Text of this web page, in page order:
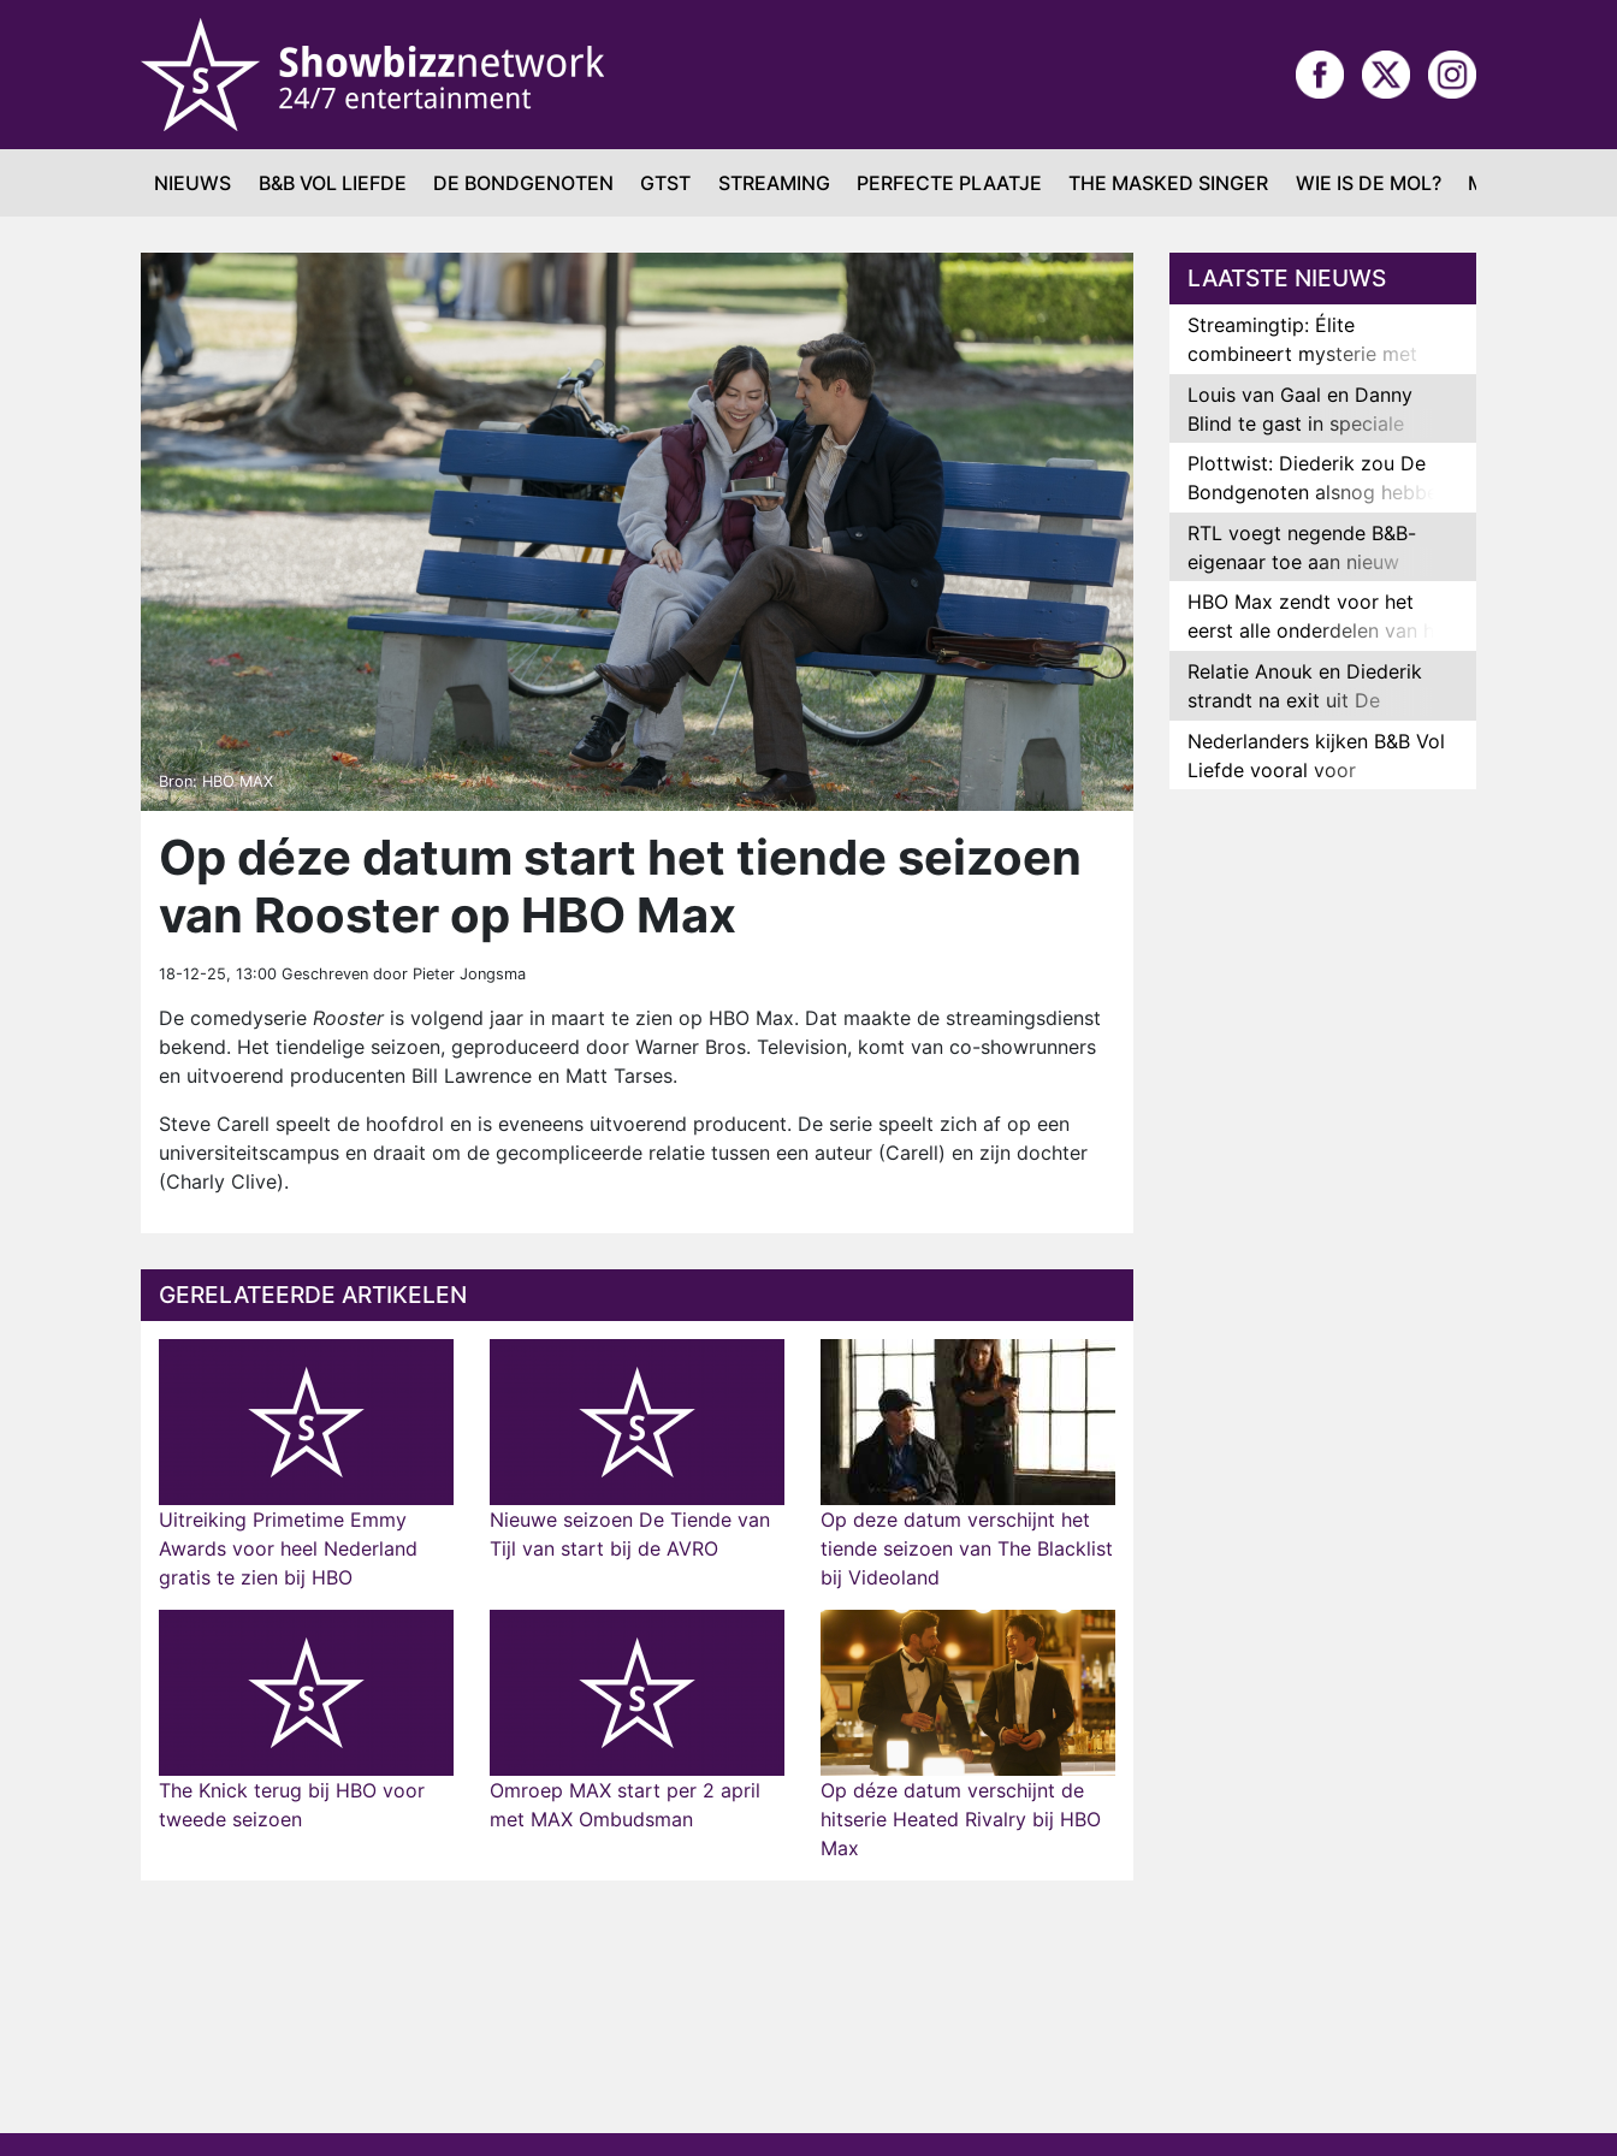
NIEUWS B&B VOL LIEFDE DE BONDGENOTEN GTST STREAMING PERFECTE PLAATJE THE MASKED SINGER WIE IS DE MOL? MAFS
Bron: HBO MAX
Op déze datum start het tiende seizoen
van Rooster op HBO Max
18-12-25, 13:00 Geschreven door Pieter Jongsma
De comedyserie Roosteris volgend jaar in maart te zien op HBO Max. Dat maakte de streamingsdienst
bekend. Het tiendelige seizoen, geproduceerd door Warner Bros. Television, komt van co-showrunners
en uitvoerend producenten Bill Lawrence en Matt Tarses.
Steve Carell speelt de hoofdrol en is eveneens uitvoerend producent. De serie speelt zich af op een
universiteitscampus en draait om de gecompliceerde relatie tussen een auteur (Carell) en zijn dochter
(Charly Clive).
GERELATEERDE ARTIKELEN
Uitreiking Primetime Emmy
Awards voor heel Nederland
gratis te zien bij HBO
Nieuwe seizoen De Tiende van
Tijl van start bij de AVRO
Op deze datum verschijnt het
tiende seizoen van The Blacklist
bij Videoland
The Knick terug bij HBO voor
tweede seizoen
Omroep MAX start per 2 april
met MAX Ombudsman
Op déze datum verschijnt de
hitserie Heated Rivalry bij HBO
Max
LAATSTE NIEUWS
Streamingtip: Élite
combineert mysterie met
romantie
Louis van Gaal en Danny
Blind te gast in speciale
aflevering van Tussen de
Palen
Plottwist: Diederik zou De
Bondgenoten alsnog hebben
verlaten
RTL voegt negende B&B-
eigenaar toe aan nieuw
seizoen B&B Vol Liefde
HBO Max zendt voor het
eerst alle onderdelen van het
EK Atletiek uit
Relatie Anouk en Diederik
strandt na exit uit De
Bondgenoten
Nederlanders kijken B&B Vol
Liefde vooral voor